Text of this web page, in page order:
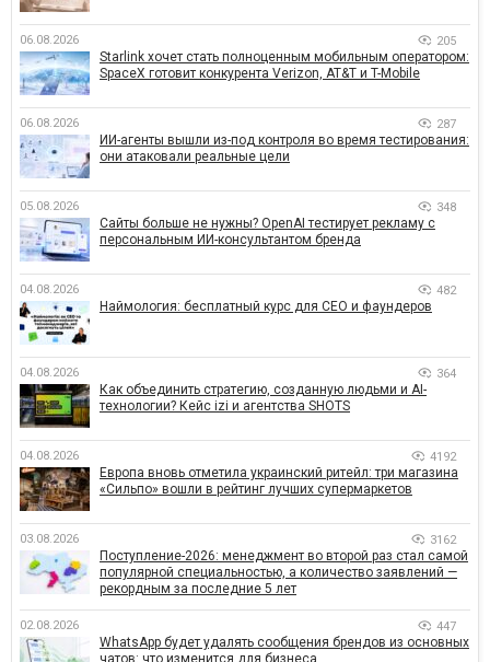
06.08.2026 205
Starlink хочет стать полноценным мобильным оператором:
SpaceX готовит конкурента Verizon, AT&T и T-Mobile
06.08.2026 287
ИИ-агенты вышли из-под контроля во время тестирования:
они атаковали реальные цели
05.08.2026 348
Сайты больше не нужны? OpenAI тестирует рекламу с
персональным ИИ-консультантом бренда
04.08.2026 482
Наймология: бесплатный курс для CEO и фаундеров
04.08.2026 364
Как объединить стратегию, созданную людьми и AI-
технологии? Кейс izi и агентства SHOTS
04.08.2026 4192
Европа вновь отметила украинский ритейл: три магазина
«Сильпо» вошли в рейтинг лучших супермаркетов
03.08.2026 3162
Поступление-2026: менеджмент во второй раз стал самой
популярной специальностью, а количество заявлений —
рекордным за последние 5 лет
02.08.2026 447
WhatsApp будет удалять сообщения брендов из основных